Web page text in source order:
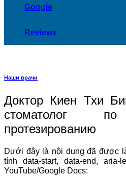
Google
Reviews
Наши врачи
Доктор Киен Тхи
стоматолог
протезированию
Dưới đây là nội dung đã được
tính data-start, data-end,
YouTube/Google Docs: